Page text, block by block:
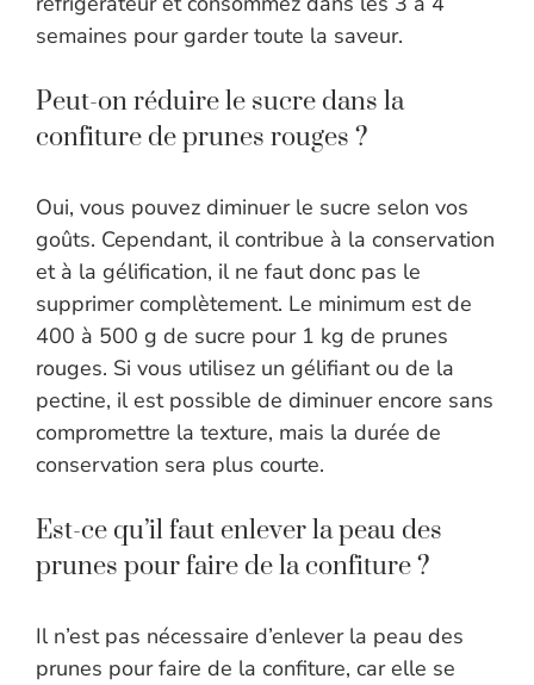
semaines pour garder toute la saveur.
Peut-on réduire le sucre dans la
confiture de prunes rouges ?
Oui, vous pouvez diminuer le sucre selon vos
goûts. Cependant, il contribue à la conservation
et à la gélification, il ne faut donc pas le
supprimer complètement. Le minimum est de
400 à 500 g de sucre pour 1 kg de prunes
rouges. Si vous utilisez un gélifiant ou de la
pectine, il est possible de diminuer encore sans
compromettre la texture, mais la durée de
conservation sera plus courte.
Est-ce qu’il faut enlever la peau des
prunes pour faire de la confiture ?
Il n’est pas nécessaire d’enlever la peau des
prunes pour faire de la confiture, car elle se